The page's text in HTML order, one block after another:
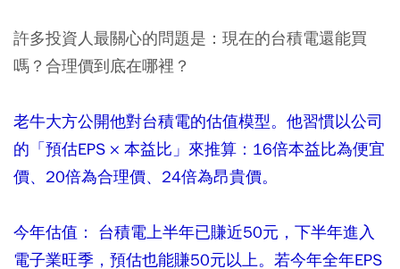
許多投資人最關心的問題是：現在的台積電還能買
嗎？合理價到底在哪裡？
老牛大方公開他對台積電的估值模型。他習慣以公司
的「預估EPS × 本益比」來推算：16倍本益比為便宜
價、20倍為合理價、24倍為昂貴價。
今年估值： 台積電上半年已賺近50元，下半年進入
電子業旺季，預估也能賺50元以上。若今年全年EPS